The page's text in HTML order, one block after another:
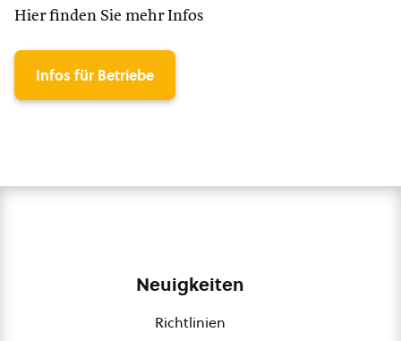
Hier finden Sie mehr Infos
Infos für Betriebe
Neuigkeiten
Richtlinien